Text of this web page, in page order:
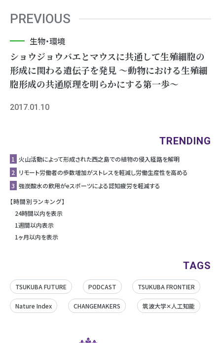
PREVIOUS
生物・環境
ショウジョウバエとマウスに共通して生殖細胞の
形成に関わる遺伝子を発見 ～動物における生殖細
胞形成の共通原理を明らかにする第一歩～
2017.01.10
TRENDING
1 ⽕⼭活動によって形成された⻄之島での植物の侵⼊経路を解明
2 リモート労働者の歩数増加がストレスを軽減し労働生産性を高める
3 強炭酸水の飲用がeスポーツによる認知疲労を軽減する
【時間別ランキング】
24時間以内を表示
1週間以内表示
1ヶ月以内を表示
TAGS
TSUKUBA FUTURE PODCAST TSUKUBA FRONTIER
Nature Index CHANGEMAKERS 筑波大学✕人工知能